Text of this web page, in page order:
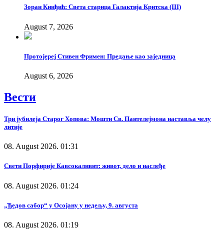
Зоран Кинђић: Света старица Галактија Критска (III)
August 7, 2026
Протојереј Стивен Фримен: Предање као заједница
August 6, 2026
Вести
Три јубилеја Старог Хопова: Мошти Св. Пантелејмона наставља челу
литије
08. August 2026. 01:31
Свети Порфирије Кавсокаливит: живот, дело и наслеђе
08. August 2026. 01:24
„Ђедов сабор“ у Осојану у недељу, 9. августа
08. August 2026. 01:19